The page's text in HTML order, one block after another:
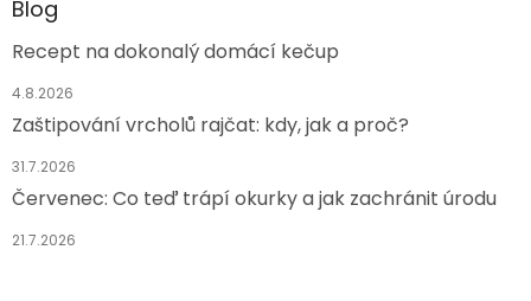
Blog
Recept na dokonalý domácí kečup
4.8.2026
Zaštipování vrcholů rajčat: kdy, jak a proč?
31.7.2026
Červenec: Co teď trápí okurky a jak zachránit úrodu
21.7.2026